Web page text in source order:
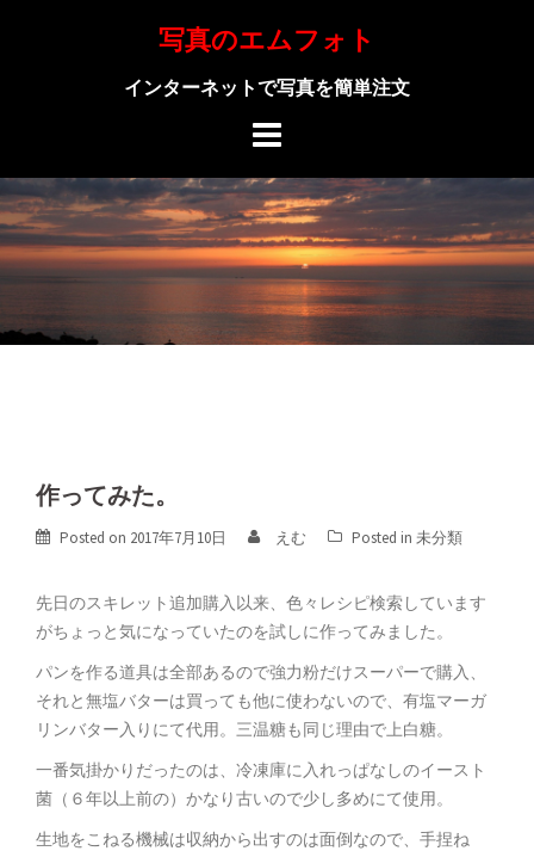
写真のエムフォト
インターネットで写真を簡単注文
作ってみた。
Posted on 2017年7月10日 えむ Posted in 未分類
先日のスキレット追加購入以来、色々レシピ検索しています
がちょっと気になっていたのを試しに作ってみました。
パンを作る道具は全部あるので強力粉だけスーパーで購入、
それと無塩バターは買っても他に使わないので、有塩マーガ
リンバター入りにて代用。三温糖も同じ理由で上白糖。
一番気掛かりだったのは、冷凍庫に入れっぱなしのイースト
菌（６年以上前の）かなり古いので少し多めにて使用。
生地をこねる機械は収納から出すのは面倒なので、手捏ね